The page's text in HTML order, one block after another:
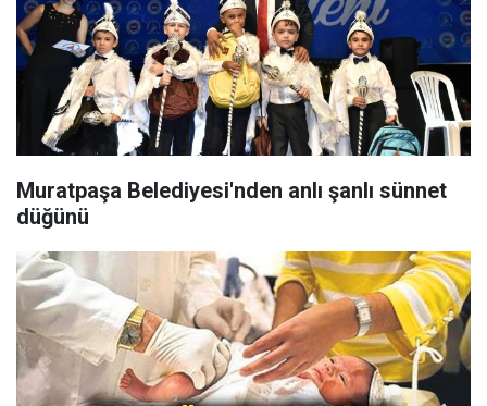
Muratpaşa Belediyesi'nden anlı şanlı sünnet
düğünü